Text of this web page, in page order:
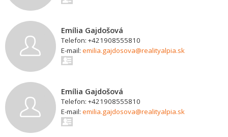
Emília Gajdošová
Telefon: +421908555810
E-mail: emilia.gajdosova@realityalpia.sk
Emília Gajdošová
Telefon: +421908555810
E-mail: emilia.gajdosova@realityalpia.sk